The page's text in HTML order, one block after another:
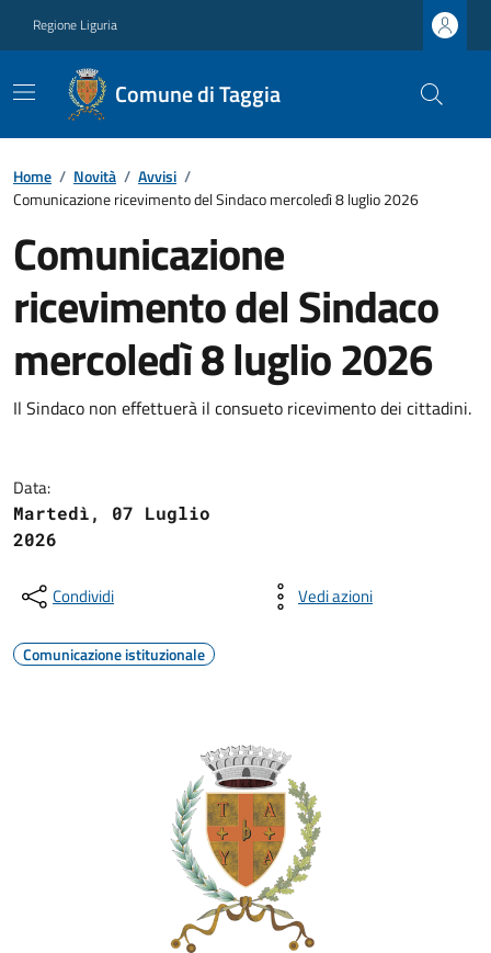
Regione Liguria
Comune di Taggia
Home / Novità / Avvisi /
Comunicazione ricevimento del Sindaco mercoledì 8 luglio 2026
Comunicazione
ricevimento del Sindaco
mercoledì 8 luglio 2026
Il Sindaco non effettuerà il consueto ricevimento dei cittadini.
Data:
Martedì, 07 Luglio
2026
Condividi Vedi azioni
Comunicazione istituzionale